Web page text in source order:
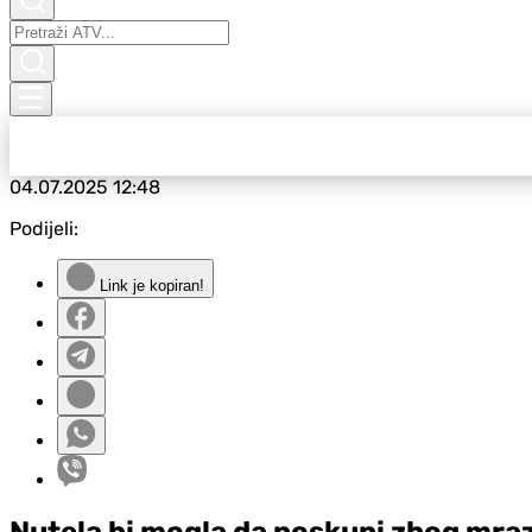
04.07.202512:48
Podijeli:
Link je kopiran!